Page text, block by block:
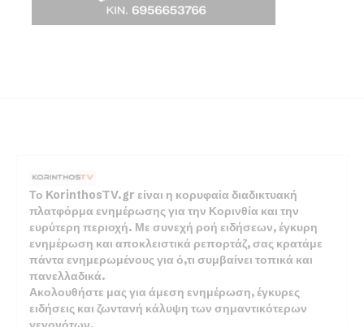
Το KorinthosTV.gr είναι η κορυφαία διαδικτυακή
πλατφόρμα ενημέρωσης για την Κορινθία και την
ευρύτερη περιοχή. Με συνεχή ροή ειδήσεων, έγκυρη
ενημέρωση και αποκλειστικά ρεπορτάζ, σας κρατάμε
πάντα ενημερωμένους για ό,τι συμβαίνει τοπικά και
πανελλαδικά.
Ακολουθήστε μας για άμεση ενημέρωση, έγκυρες
ειδήσεις και ζωντανή κάλυψη των σημαντικότερων